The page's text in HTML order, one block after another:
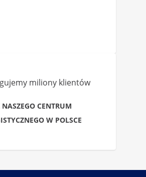
miliony klientów
NASZEGO CENTRUM
W POLSCE